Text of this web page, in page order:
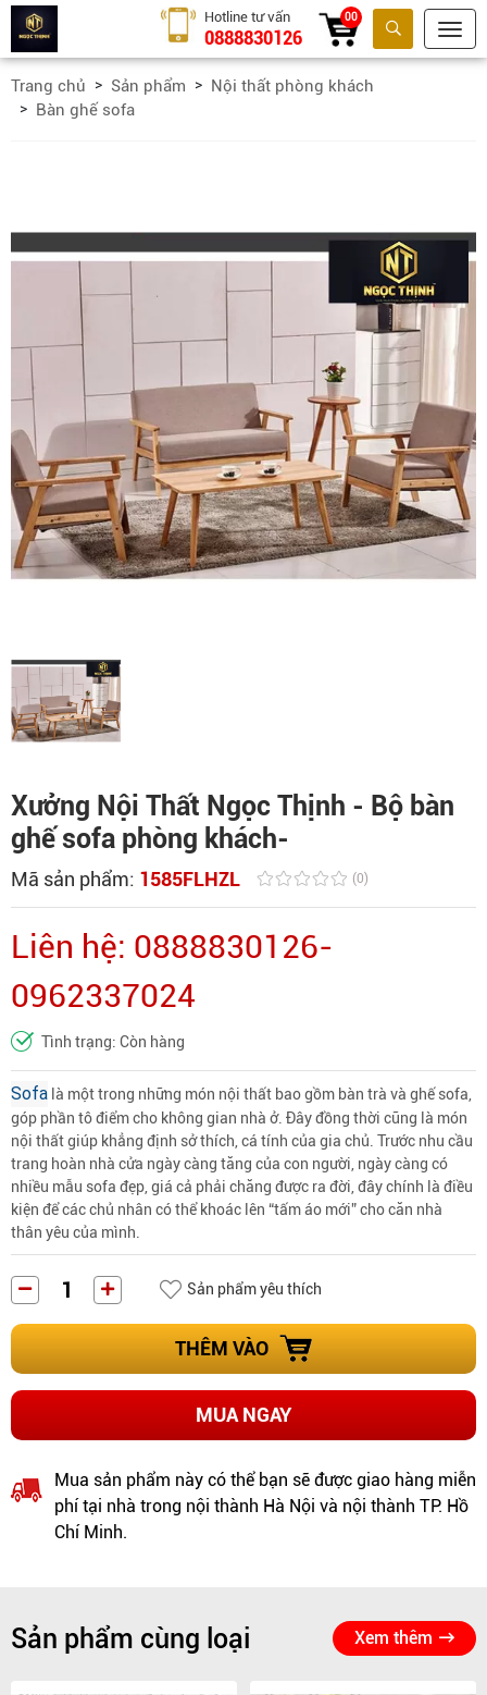
Tìm kiếm
Hotline tư vấn
0888830126
00
Trang chủ Sản phẩm
Nội thất phòng khách
Bàn ghế sofa
Xưởng Nội Thất Ngọc Thịnh - Bộ bàn
ghế sofa phòng khách-
Mã sản phẩm: 1585FLHZL (0)
Liên hệ: 0888830126-
0962337024
Tình trạng: Còn hàng
Sofa là một trong những món nội thất bao gồm bàn trà và ghế sofa,
góp phần tô điểm cho không gian nhà ở. Đây đồng thời cũng là món
nội thất giúp khẳng định sở thích, cá tính của gia chủ. Trước nhu cầu
trang hoàn nhà cửa ngày càng tăng của con người, ngày càng có
nhiều mẫu sofa đẹp, giá cả phải chăng được ra đời, đây chính là điều
kiện để các chủ nhân có thể khoác lên “tấm áo mới” cho căn nhà
thân yêu của mình.
Sản phẩm yêu thích
THÊM VÀO
MUA NGAY
Mua sản phẩm này có thể bạn sẽ được giao hàng miễn
phí tại nhà trong nội thành Hà Nội và nội thành TP. Hồ
Chí Minh.
Sản phẩm cùng loại Xem thêm